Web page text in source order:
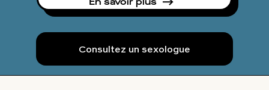
Consultez un sexologue